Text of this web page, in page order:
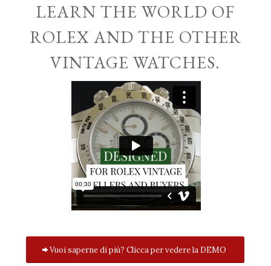
LEARN THE WORLD OF
ROLEX AND THE OTHER
VINTAGE WATCHES.
Vuoi saperne di più? Clicca per vedere la DEMO